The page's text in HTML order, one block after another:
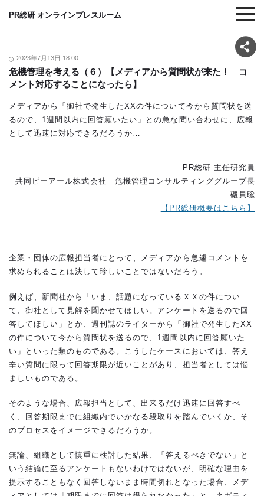
PR総研 オンラインプレスルーム
2023年7月13日 18:00
危機管理を考える（６）【メディアから質問状が来た！ コ
メント対応することになったら】
メディアから「御社で発生したXXの件について今から質問状を送
るので、1週間以内に回答願いたい」との急な問い合わせに、広報
として迅速に対応できるだろうか…
PR総研 主任研究員
共同ピーアール株式会社 危機管理コンサルティンググループ長
磯貝聡
【PR総研概要はこちら】
企業・団体の広報担当者にとって、メディアから急遽コメントを
求められることは決して珍しいことではないだろう。
例えば、新聞社から「いま、話題になっているＸＸの件につい
て、御社として見解を聞かせてほしい。アンケートを送るので回
答してほしい」とか、週刊誌のライターから「御社で発生したXX
の件について今から質問状を送るので、1週間以内に回答願いた
い」といった類のものである。こうしたケースにおいては、答え
辛い質問に限って回答期限が近いことがあり、担当者としては悩
ましいものである。
そのような場合、広報担当として、出来るだけ迅速に回答すべ
く、回答期限までに組織内でいかなる段取りを踏んでいくか、そ
のプロセスをイメージできるだろうか。
無論、組織として慎重に検討した結果、「答えるべきでない」と
いう結論に至るアンケートもないわけではないが、明確な理由を
提示することもなく回答しないまま時間切れとなった場合、メデ